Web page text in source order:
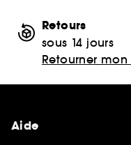
Retours
sous 14 jours
Retourner
Aide